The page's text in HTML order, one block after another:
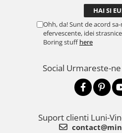
Ohh, da! Sunt de acord
efervescente, idei
Boring stuffhere
Social Urmareste-
Suport clienti Luni-